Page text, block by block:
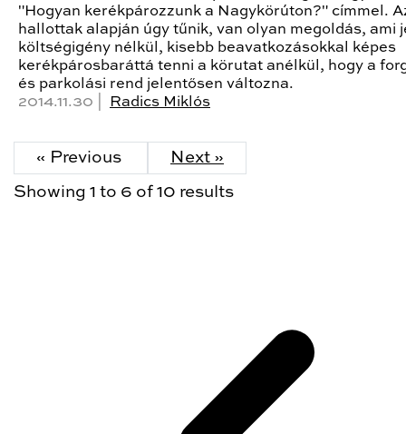
"Hogyan kerékpározzunk a Nagykörúton?" címmel.
hallottak alapján úgy tűnik, van olyan megoldás, ami
költségigény nélkül, kisebb beavatkozásokkal képes
kerékpárosbaráttá tenni a körutat anélkül, hogy a
és parkolási rend jelentősen változna.
2014.11.30 |
Radics Miklós
« Previous Next »
Showing 1 to 6 of 10 results